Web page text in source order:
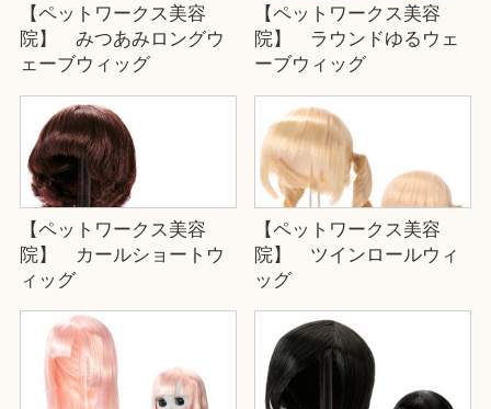
【ペットワークス美容
院】 みつあみロングウ
ェーブウィッグ
【ペットワークス美容
院】 ラウンドゆるウェ
ーブウィッグ
【ペットワークス美容
院】 カールショートウ
ィッグ
【ペットワークス美容
院】 ツインロールウィ
ッグ